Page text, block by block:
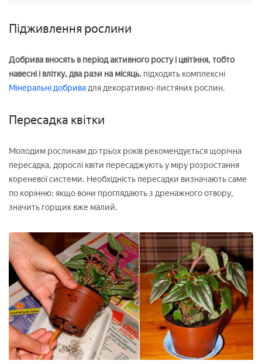
Підживлення рослини
Добрива вносять в період активного росту і цвітіння, тобто
навесні і влітку, два рази на місяць. підходять комплексні
Мінеральні добривадля декоративно-листяних рослин.
Пересадка квітки
Молодим рослинам до трьох років рекомендується щорічна
пересадка, дорослі квіти пересаджують у міру розростання
кореневої системи. Необхідність пересадки визначають саме
по корінню: якщо вони проглядають з дренажного отвору,
значить горщик вже малий.